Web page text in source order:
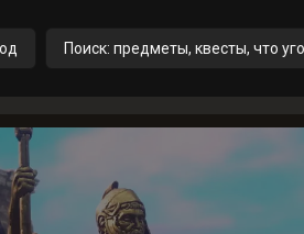
Поиск: предметы, квесты, что